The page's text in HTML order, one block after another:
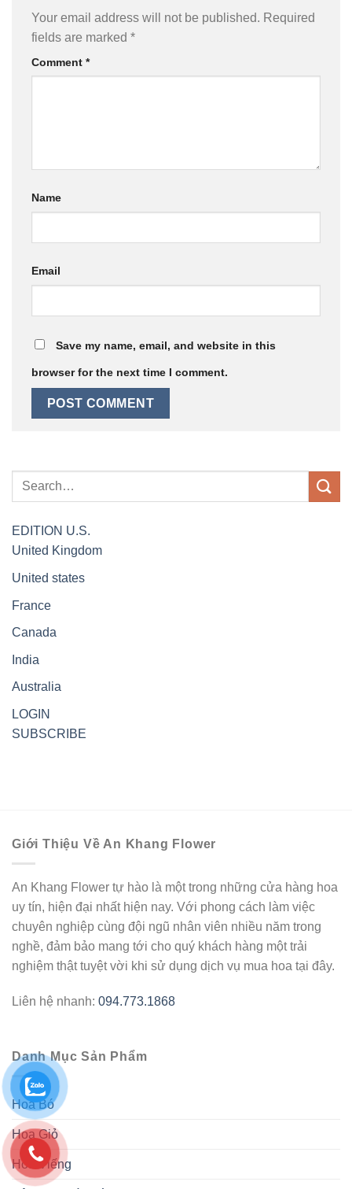
Your email address will not be published. Required
fields are marked *
Comment *
Name
Email
Save my name, email, and website in this
browser for the next time I comment.
EDITION U.S.
United Kingdom
United states
France
Canada
India
Australia
LOGIN
SUBSCRIBE
Giới Thiệu Về An Khang Flower
An Khang Flower tự hào là một trong những cửa hàng hoa
uy tín, hiện đại nhất hiện nay. Với phong cách làm việc
chuyên nghiệp cùng đội ngũ nhân viên nhiều năm trong
nghề, đảm bảo mang tới cho quý khách hàng một trải
nghiệm thật tuyệt vời khi sử dụng dịch vụ mua hoa tại đây.
Liên hệ nhanh: 094.773.1868
Danh Mục Sản Phẩm
Hoa Bó
Hoa Giỏ
Hoa Viếng